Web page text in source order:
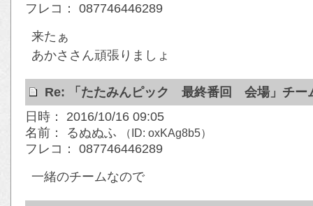
フレコ： 087746446289
来たぁ
あかささん頑張りましょ
Re: 「たたみんピック 最終番回 会場」チー
日時： 2016/10/16 09:05
名前： るぬぬふ
（ID: oxKAg8b5）
フレコ： 087746446289
一緒のチームなので